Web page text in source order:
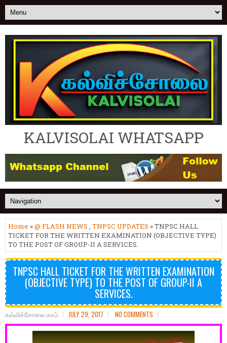
KALVISOLAI WHATSAPP
Home »@ FLASH NEWS , TNPSC UPDATES » TNPSC HALL
TICKET FOR THE WRITTEN EXAMINATION (OBJECTIVE TYPE)
TO THE POST OF GROUP-II A SERVICES.
TNPSC HALL TICKET FOR THE WRITTEN EXAMINATION
(OBJECTIVE TYPE) TO THE POST OF GROUP-II A
SERVICES.
கல்விச்சோலை.காம் JULY 29, 2017 NO COMMENTS